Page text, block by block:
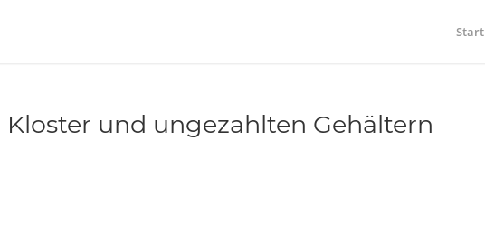
Start
und ungezahlten Gehältern